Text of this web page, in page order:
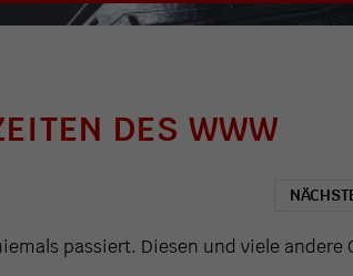
DES WWW
passiert. Diesen und viele andere